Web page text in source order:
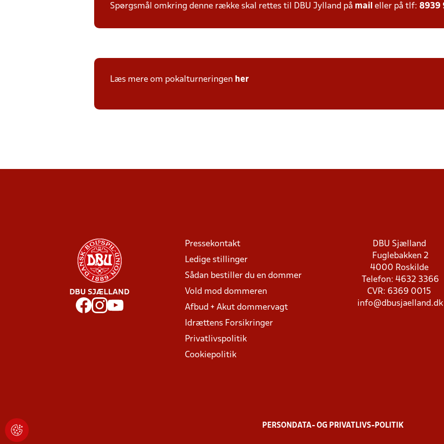
Spørgsmål omkring denne række skal rettes til DBU Jylland på mail eller på tlf: 8939
Læs mere om pokalturneringen her
DBU SJÆLLAND
Pressekontakt
Ledige stillinger
Sådan bestiller du en dommer
Vold mod dommeren
Afbud + Akut dommervagt
Idrættens Forsikringer
Privatlivspolitik
Cookiepolitik
DBU Sjælland
Fuglebakken 2
4000 Roskilde
Telefon: 4632 3366
CVR: 6369 0015
info@dbusjaelland.dk
PERSONDATA- OG PRIVATLIVS-POLITIK